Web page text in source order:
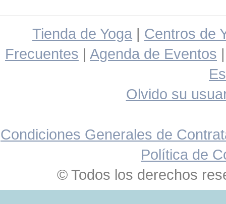
Tienda de Yoga | Centros de
Frecuentes | Agenda de Eventos
Olvido su
Condiciones Generales de
Política de
© Todos los derechos